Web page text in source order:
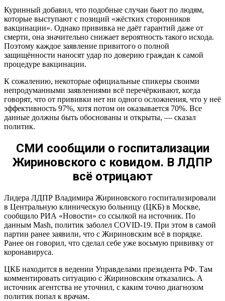
Куринный добавил, что подобные случаи бьют по людям,
которые выступают с позиций «жёстких сторонников
вакцинации». Однако прививка не даёт гарантий даже от
смерти, она значительно снижает вероятность такого исхода.
Поэтому каждое заявление привитого о полной
защищённости наносят удар по доверию граждан к самой
процедуре вакцинации.
К сожалению, некоторые официальные спикеры своими
непродуманными заявлениями всё перечёркивают, когда
говорят, что от прививки нет ни одного осложнения, что у неё
эффективность 97%, хотя потом он оказывается 70%. Все
данные должны быть обоснованы и открыты, — сказал
политик.
СМИ сообщили о госпитализации
Жириновского с ковидом. В ЛДПР
всё отрицают
Лидера ЛДПР Владимира Жириновского госпитализировали
в Центральную клиническую больницу (ЦКБ) в Москве,
сообщило РИА «Новости» со ссылкой на источник. По
данным Mash, политик заболел COVID-19. При этом в самой
партии ранее заявили, что с Жириновским всё в порядке.
Ранее он говорил, что сделал себе уже восьмую прививку от
коронавируса.
ЦКБ находится в ведении Управделами президента РФ. Там
комментировать ситуацию с Жириновским отказались. А
источник агентства не уточнил, с каким точно диагнозом
политик попал к врачам.